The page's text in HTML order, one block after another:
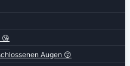
😘
Augen 😚